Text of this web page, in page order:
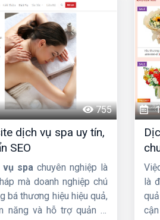
755
dịch vụ spa uy tín,
SEO
spa chuyên nghiệp là
mà doanh nghiệp chú
bá thương hiệu hiệu quả,
năng và hỗ trợ quản lý
là